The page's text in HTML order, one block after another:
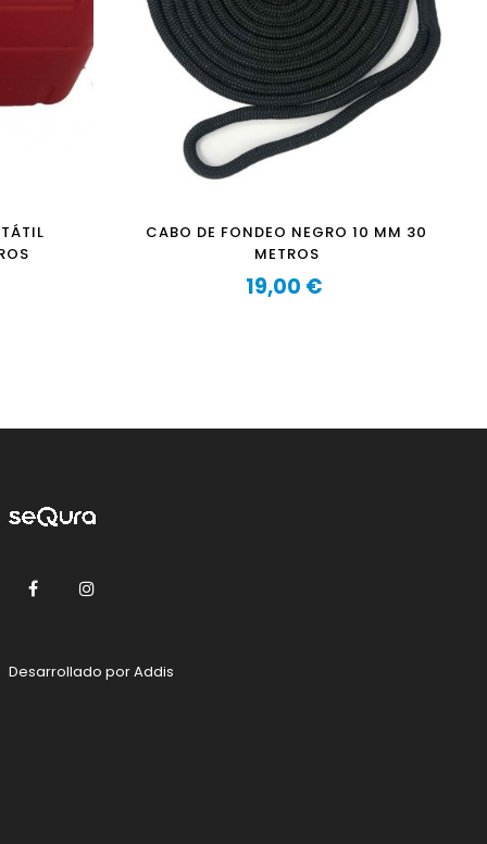
CABO DE FONDEO NEGRO 10 MM 30
METROS
Precio
19,00 €
Facebook
Desarrollado porAddis